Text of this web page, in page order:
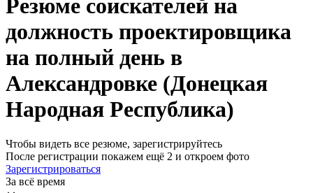
Резюме соискателей на
должность проектировщика
на полный день в
Александровке (Донецкая
Народная Республика)
Чтобы видеть все резюме, зарегистрируйтесь
После регистрации покажем ещё 2 и откроем фото
Зарегистрироваться
За всё время